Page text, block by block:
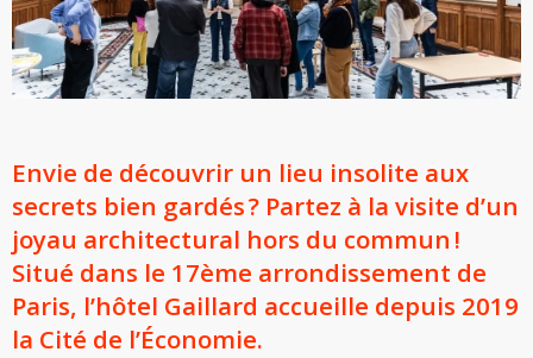
Envie de découvrir un lieu insolite aux
secrets bien gardés ? Partez à la visite d’un
joyau architectural hors du commun !
Situé dans le 17ème arrondissement de
Paris, l’hôtel Gaillard accueille depuis 2019
la Cité de l’Économie.